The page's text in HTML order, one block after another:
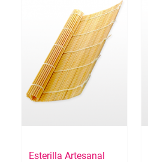
Esterilla Artesanal